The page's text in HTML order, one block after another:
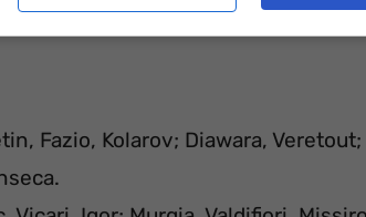
Fazio, Kolarov; Diawara,